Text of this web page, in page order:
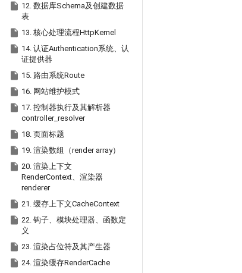
 12. 数据库Schema及创建数据
表
 13. 核心处理流程HttpKernel
 14. 认证Authentication系统、认
证提供器
 15. 路由系统Route
 16. 网站维护模式
 17. 控制器执行及其解析器
controller_resolver
 18. 页面标题
 19. 渲染数组（render array）
 20. 渲染上下文
RenderContext、渲染器
renderer
 21. 缓存上下文CacheContext
 22. 钩子、模块处理器、函数定
义
 23. 渲染占位符及其产生器
 24. 渲染缓存RenderCache